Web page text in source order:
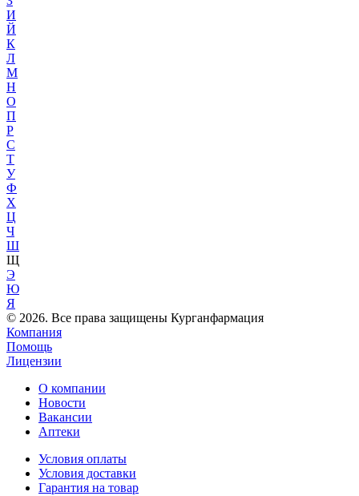
И
Й
К
Л
М
Н
О
П
Р
С
Т
У
Ф
Х
Ц
Ч
Ш
Щ
Э
Ю
Я
© 2026. Все права защищены Курганфармация
Компания
Помощь
Лицензии
О компании
Новости
Вакансии
Аптеки
Условия оплаты
Условия доставки
Гарантия на товар